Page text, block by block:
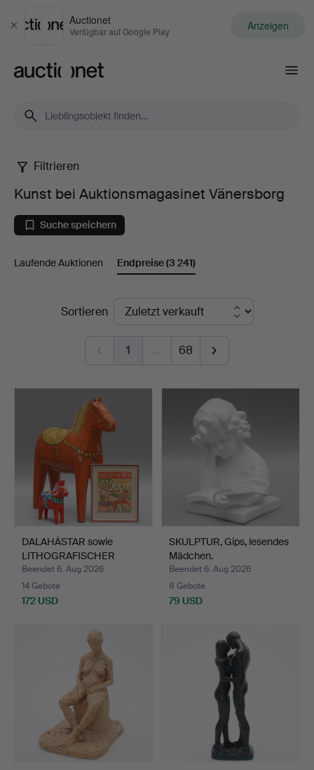
Schließen
Auctionet
Verfügbar auf Google Play Anzeigen
Kunst
bei
Auktionsmagasinet
Vänersborg
Filtrieren
Kunst bei Auktionsmagasinet Vänersborg
Suche speichern
Laufende Auktionen Endpreise(3 241)
EndpreiseSortieren
1 … 68
DALAHÄSTAR sowie
LITHOGRAFISCHER
DRUCK, 3 …
Beendet 6. Aug 2026
14 Gebote
172 USD
SKULPTUR, Gips, lesendes
Mädchen.
Beendet 6. Aug 2026
8 Gebote
79 USD